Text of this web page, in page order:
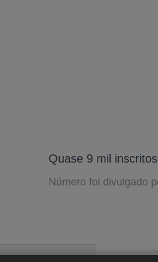
Quase 9 mil inscritos
Número foi divulgado